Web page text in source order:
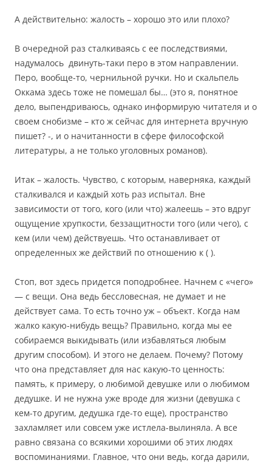
А действительно: жалость – хорошо это или плохо?
В очередной раз сталкиваясь с ее последствиями,
надумалось двинуть-таки перо в этом направлении.
Перо, вообще-то, чернильной ручки. Но и скальпель
Оккама здесь тоже не помешал бы… (это я, понятное
дело, выпендриваюсь, однако информирую читателя и о
своем снобизме – кто ж сейчас для интернета вручную
пишет? -, и о начитанности в сфере философской
литературы, а не только уголовных романов).
Итак – жалость. Чувство, с которым, наверняка, каждый
сталкивался и каждый хоть раз испытал. Вне
зависимости от того, кого (или что) жалеешь – это вдруг
ощущение хрупкости, беззащитности того (или чего), с
кем (или чем) действуешь. Что останавливает от
определенных же действий по отношению к ( ).
Стоп, вот здесь придется поподробнее. Начнем с «чего»
— с вещи. Она ведь бессловесная, не думает и не
действует сама. То есть точно уж – объект. Когда нам
жалко какую-нибудь вещь? Правильно, когда мы ее
собираемся выкидывать (или избавляться любым
другим способом). И этого не делаем. Почему? Потому
что она представляет для нас какую-то ценность:
память, к примеру, о любимой девушке или о любимом
дедушке. И не нужна уже вроде для жизни (девушка с
кем-то другим, дедушка где-то еще), пространство
захламляет или совсем уже истлела-вылиняла. А все
равно связана со всякими хорошими об этих людях
воспоминаниями. Главное, что они ведь, когда дарили,